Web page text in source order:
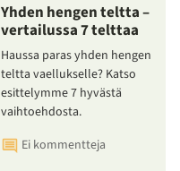
Yhden hengen teltta –
vertailussa 7 telttaa
Haussa paras yhden hengen
teltta vaellukselle? Katso
esittelymme 7 hyvästä
vaihtoehdosta.
Ei kommentteja